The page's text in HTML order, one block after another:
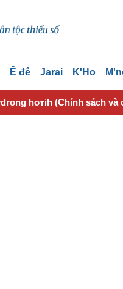
Ê đê Jarai K'Ho
hơrih (Chính sách và